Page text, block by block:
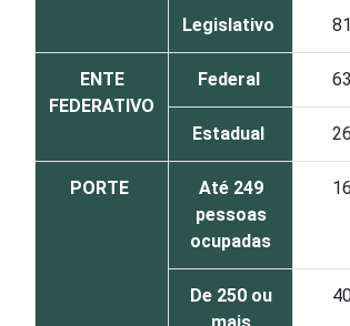
Legislativo 81
ENTE
FEDERATIVO
Federal 63
Estadual 26
PORTE
Até 249
pessoas
ocupadas
16
De 250 ou